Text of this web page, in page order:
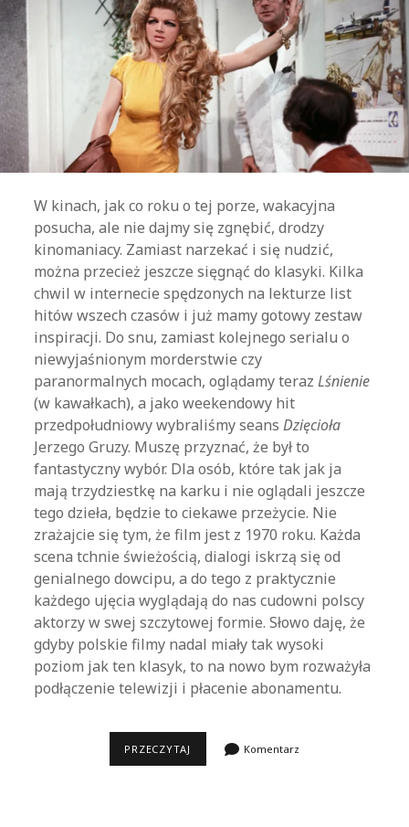
W kinach, jak co roku o tej porze, wakacyjna
posucha, ale nie dajmy się zgnębić, drodzy
kinomaniacy. Zamiast narzekać i się nudzić,
można przecież jeszcze sięgnąć do klasyki. Kilka
chwil w internecie spędzonych na lekturze list
hitów wszech czasów i już mamy gotowy zestaw
inspiracji. Do snu, zamiast kolejnego serialu o
niewyjaśnionym morderstwie czy
paranormalnych mocach, oglądamy terazLśnienie
(w kawałkach), a jako weekendowy hit
przedpołudniowy wybraliśmy seansDzięcioła
Jerzego Gruzy. Muszę przyznać, że był to
fantastyczny wybór. Dla osób, które tak jak ja
mają trzydziestkę na karku i nie oglądali jeszcze
tego dzieła, będzie to ciekawe przeżycie. Nie
zrażajcie się tym, że film jest z 1970 roku. Każda
scena tchnie świeżością, dialogi iskrzą się od
genialnego dowcipu, a do tego z praktycznie
każdego ujęcia wyglądają do nas cudowni polscy
aktorzy w swej szczytowej formie. Słowo daję, że
gdyby polskie filmy nadal miały tak wysoki
poziom jak ten klasyk, to na nowo bym rozważyła
podłączenie telewizji i płacenie abonamentu.
PRZECZYTAJ DZIĘCIOŁ Komentarz